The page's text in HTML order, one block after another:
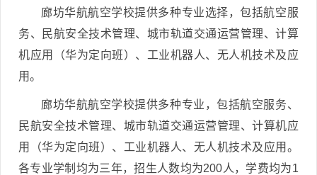
廊坊华航航空学校提供多种专业选择，包括航空服
务、民航安全技术管理、城市轨道交通运营管理、计算
机应用（华为定向班）、工业机器人、无人机技术及应
用。
廊坊华航航空学校提供多种专业，包括航空服务、
民航安全技术管理、城市轨道交通运营管理、计算机应
用（华为定向班）、工业机器人、无人机技术及应用。
各专业学制均为三年，招生人数均为200人，学费均为1